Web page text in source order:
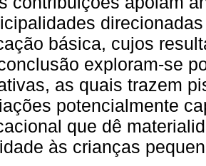
básica, cujos
exploram-se
as quais trazem
potencialmente
que dê
às crianças